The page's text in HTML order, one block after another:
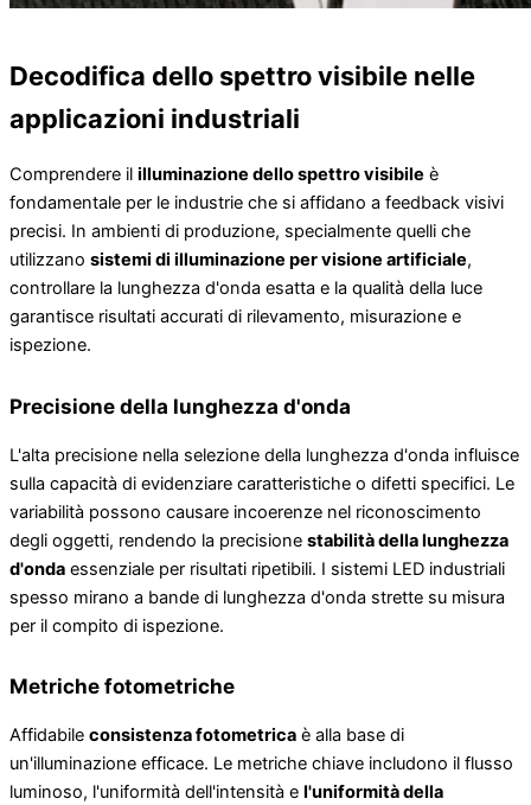
Decodifica dello spettro visibile nelle
applicazioni industriali
Comprendere il illuminazione dello spettro visibile è
fondamentale per le industrie che si affidano a feedback visivi
precisi. In ambienti di produzione, specialmente quelli che
utilizzano sistemi di illuminazione per visione artificiale,
controllare la lunghezza d'onda esatta e la qualità della luce
garantisce risultati accurati di rilevamento, misurazione e
ispezione.
Precisione della lunghezza d'onda
L'alta precisione nella selezione della lunghezza d'onda influisce
sulla capacità di evidenziare caratteristiche o difetti specifici. Le
variabilità possono causare incoerenze nel riconoscimento
degli oggetti, rendendo la precisione stabilità della lunghezza
d'onda essenziale per risultati ripetibili. I sistemi LED industriali
spesso mirano a bande di lunghezza d'onda strette su misura
per il compito di ispezione.
Metriche fotometriche
Affidabile consistenza fotometrica è alla base di
un'illuminazione efficace. Le metriche chiave includono il flusso
luminoso, l'uniformità dell'intensità e l'uniformità della